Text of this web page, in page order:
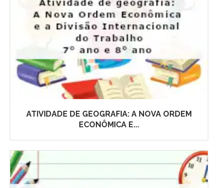
ATIVIDADE DE GEOGRAFIA: A NOVA ORDEM
ECONÔMICA E...